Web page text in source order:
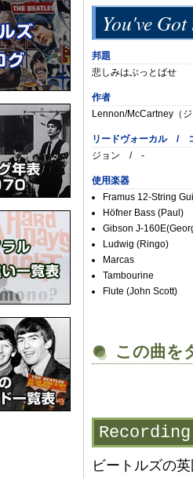
You've
邦題
悲しみはぶっとばせ
作者
Lennon/McCartney（
リードヴォーカル /
ジョン / -
使用楽器
Framus 12-String
Höfner Bass (Paul)
Gibson J-
Ludwig (Ringo)
Marcas
Tambourine
Flute (John Scott)
この曲を
ビートルズの